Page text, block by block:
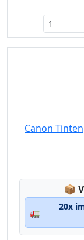
Canon
📦
🚛
20x